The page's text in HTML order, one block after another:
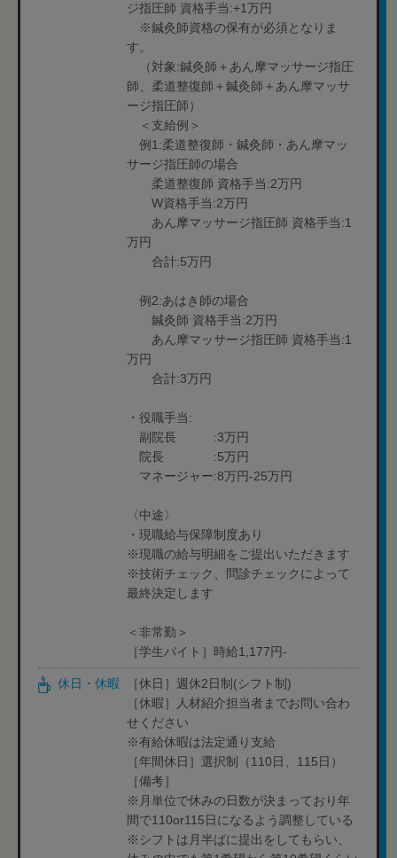
ジ指圧師 資格手当:+1万円
※鍼灸師資格の保有が必須となりま
す。
（対象:鍼灸師＋あん摩マッサージ指圧
師、柔道整復師＋鍼灸師＋あん摩マッサ
ージ指圧師）
＜支給例＞
例1:柔道整復師・鍼灸師・あん摩マッ
サージ指圧師の場合
柔道整復師 資格手当:2万円
W資格手当:2万円
あん摩マッサージ指圧師 資格手当:1
万円
合計:5万円
例2:あはき師の場合
鍼灸師 資格手当:2万円
あん摩マッサージ指圧師 資格手当:1
万円
合計:3万円
・役職手当:
副院長 :3万円
院長 :5万円
マネージャー:8万円-25万円
〈中途〉
・現職給与保障制度あり
※現職の給与明細をご提出いただきます
※技術チェック、問診チェックによって
最終決定します
＜非常勤＞
［学生バイト］時給1,177円-
休日・休暇
［休日］週休2日制(シフト制)
［休暇］人材紹介担当者までお問い合わ
せください
※有給休暇は法定通り支給
［年間休日］選択制（110日、115日）
［備考］
※月単位で休みの日数が決まっており年
間で110or115日になるよう調整している
※シフトは月半ばに提出をしてもらい、